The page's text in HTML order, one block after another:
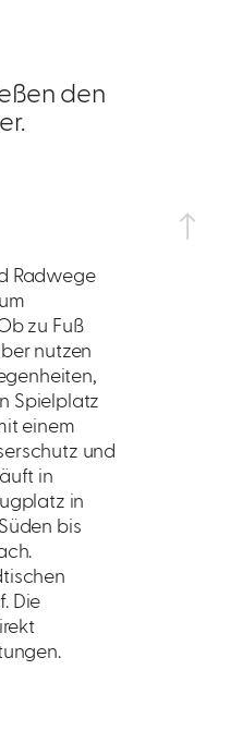
den
Radwege
zu Fuß
nutzen
Spielplatz
einem
und
in
in
bis
Die